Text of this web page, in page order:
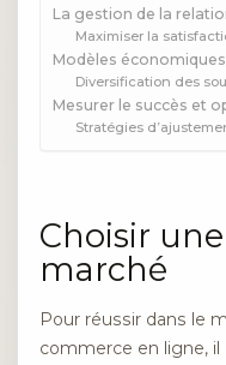
La gestion de la
Maximiser la
Modèles
Diversification des
Mesurer le succès et
Stratégies
Choisir
marché
Pour réussir dans le
commerce en ligne,